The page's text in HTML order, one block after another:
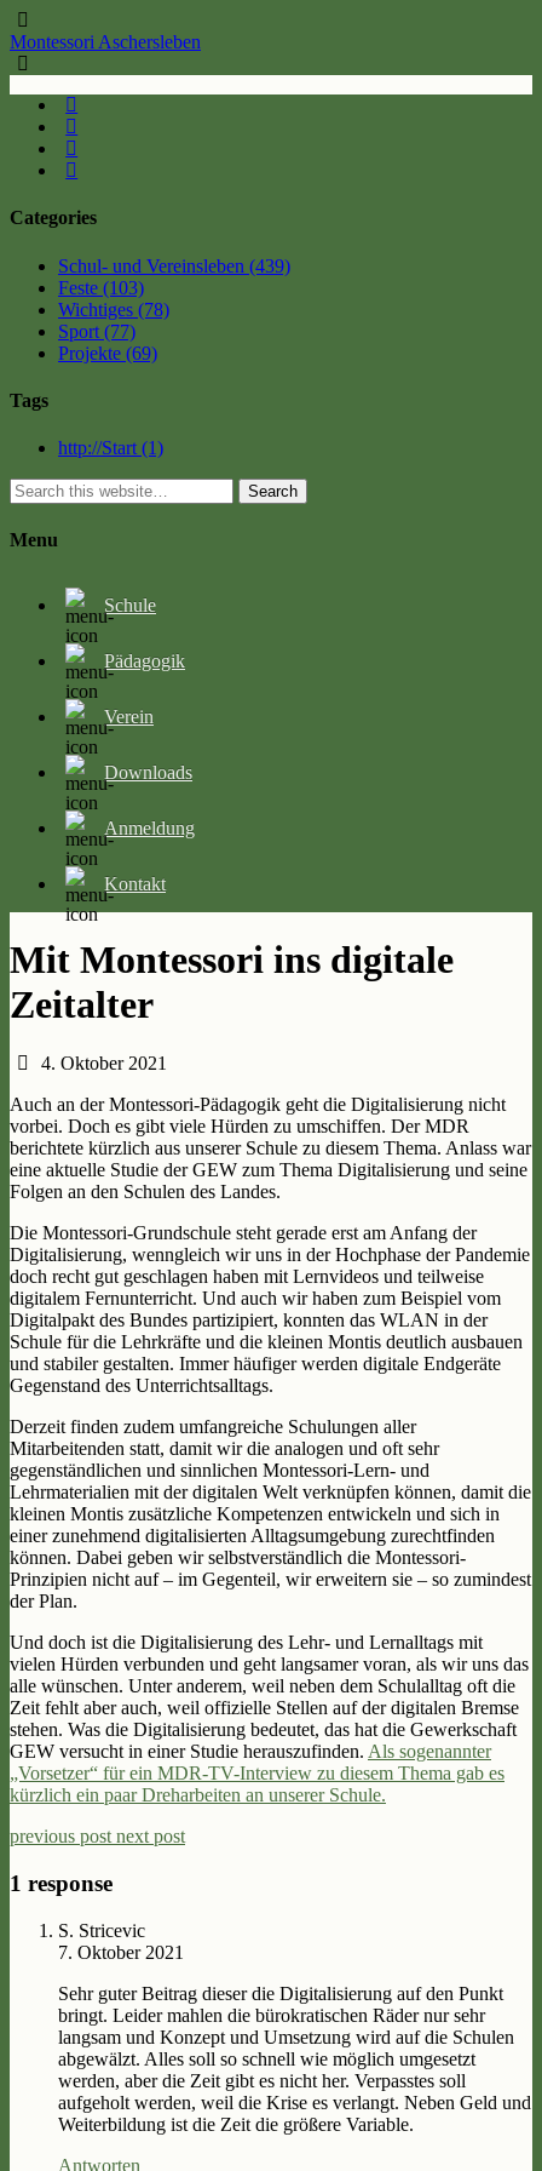
Montessori Aschersleben
Categories
Schul- und Vereinsleben (439)
Feste (103)
Wichtiges (78)
Sport (77)
Projekte (69)
Tags
http://Start (1)
Search
Menu
Schule
Pädagogik
Verein
Downloads
Anmeldung
Kontakt
Mit Montessori ins digitale
Zeitalter
4. Oktober 2021
Auch an der Montessori-Pädagogik geht die Digitalisierung nicht
vorbei. Doch es gibt viele Hürden zu umschiffen. Der MDR
berichtete kürzlich aus unserer Schule zu diesem Thema. Anlass war
eine aktuelle Studie der GEW zum Thema Digitalisierung und seine
Folgen an den Schulen des Landes.
Die Montessori-Grundschule steht gerade erst am Anfang der
Digitalisierung, wenngleich wir uns in der Hochphase der Pandemie
doch recht gut geschlagen haben mit Lernvideos und teilweise
digitalem Fernunterricht. Und auch wir haben zum Beispiel vom
Digitalpakt des Bundes partizipiert, konnten das WLAN in der
Schule für die Lehrkräfte und die kleinen Montis deutlich ausbauen
und stabiler gestalten. Immer häufiger werden digitale Endgeräte
Gegenstand des Unterrichtsalltags.
Derzeit finden zudem umfangreiche Schulungen aller
Mitarbeitenden statt, damit wir die analogen und oft sehr
gegenständlichen und sinnlichen Montessori-Lern- und
Lehrmaterialien mit der digitalen Welt verknüpfen können, damit die
kleinen Montis zusätzliche Kompetenzen entwickeln und sich in
einer zunehmend digitalisierten Alltagsumgebung zurechtfinden
können. Dabei geben wir selbstverständlich die Montessori-
Prinzipien nicht auf – im Gegenteil, wir erweitern sie – so zumindest
der Plan.
Und doch ist die Digitalisierung des Lehr- und Lernalltags mit
vielen Hürden verbunden und geht langsamer voran, als wir uns das
alle wünschen. Unter anderem, weil neben dem Schulalltag oft die
Zeit fehlt aber auch, weil offizielle Stellen auf der digitalen Bremse
stehen. Was die Digitalisierung bedeutet, das hat die Gewerkschaft
GEW versucht in einer Studie herauszufinden. Als sogenannter
„Vorsetzer“ für ein MDR-TV-Interview zu diesem Thema gab es
kürzlich ein paar Dreharbeiten an unserer Schule.
previous postnext post
1 response
S. Stricevic
7. Oktober 2021
Sehr guter Beitrag dieser die Digitalisierung auf den Punkt
bringt. Leider mahlen die bürokratischen Räder nur sehr
langsam und Konzept und Umsetzung wird auf die Schulen
abgewälzt. Alles soll so schnell wie möglich umgesetzt
werden, aber die Zeit gibt es nicht her. Verpasstes soll
aufgeholt werden, weil die Krise es verlangt. Neben Geld und
Weiterbildung ist die Zeit die größere Variable.
Antworten